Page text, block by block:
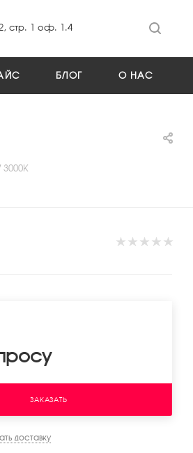
стр. 1 оф. 1.4
БЛОГ О НАС
ЗАКАЗАТЬ
доставку